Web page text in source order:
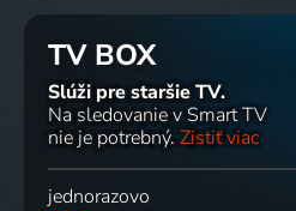
TV BOX
Slúži pre staršie TV.
Na sledovanie v Smart TV
nie je potrebný. Zistiť viac
jednorazovo